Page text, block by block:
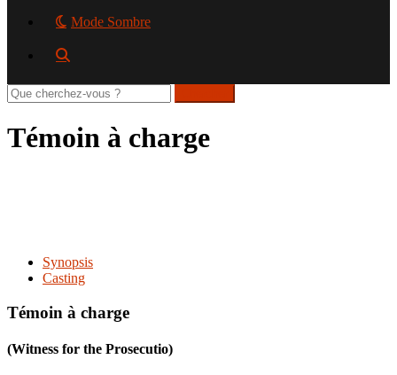
Mode Sombre
Rechercher
sur
site
Témoin à charge
Synopsis
Casting
Témoin à charge
(Witness for the Prosecutio)